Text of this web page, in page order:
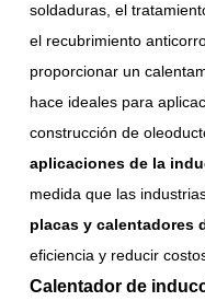
soldaduras, el
el recubrimiento
proporcionar un
hace ideales para
construcción de
aplicaciones de la
medida que las
placas y calentadores
eficiencia y reducir
Calentador de